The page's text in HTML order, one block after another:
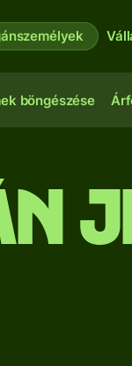
böngészése